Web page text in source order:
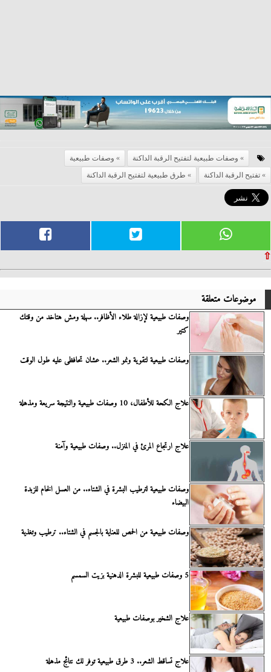
وصفات طبيعية لتفتيح الرقبة الداكنة
وصفات طبيعية
تفتيح الرقبة الداكنة
طرق طبيعية لتفتيح الرقبة الداكنة
⇧
موضوعات متعلقة
وصفات طبيعية لإزالة طلاء الأظافر.. سهلة ومش هتاخد من وقتك
كتير
وصفات طبيعية لتقوية ونمو الشعر.. عشان تحافظى عليه طول الوقت
علاج الكحة للأطفال، 10 وصفات طبيعية والنتيجة سريعة ومذهلة
علاج ارتجاع المرئ في المنزل.. وصفات طبيعية وآمنة
وصفات طبيعية لترطيب البشرة في الشتاء.. من العسل الخام للزبدة
البيضاء
وصفات طبيعية من الحمص للعناية بالجسم في الشتاء.. ترطيب وتغذية
5 وصفات طبيعية للبشرة الدهنية بزيت السمسم
علاج الشخير بوصفات طبيعية
علاج تساقط الشعر.. 3 طرق طبيعية توفر لك نتائج مذهلة